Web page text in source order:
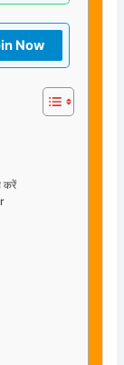
Now
करें